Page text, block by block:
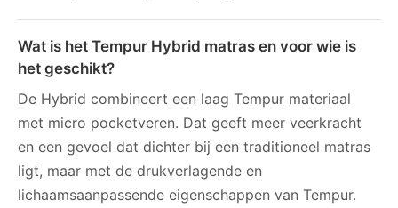
Wat is het Tempur Hybrid matras en voor wie is
het geschikt?
De Hybrid combineert een laag Tempur materiaal
met micro pocketveren. Dat geeft meer veerkracht
en een gevoel dat dichter bij een traditioneel matras
ligt, maar met de drukverlagende en
lichaamsaanpassende eigenschappen van Tempur.